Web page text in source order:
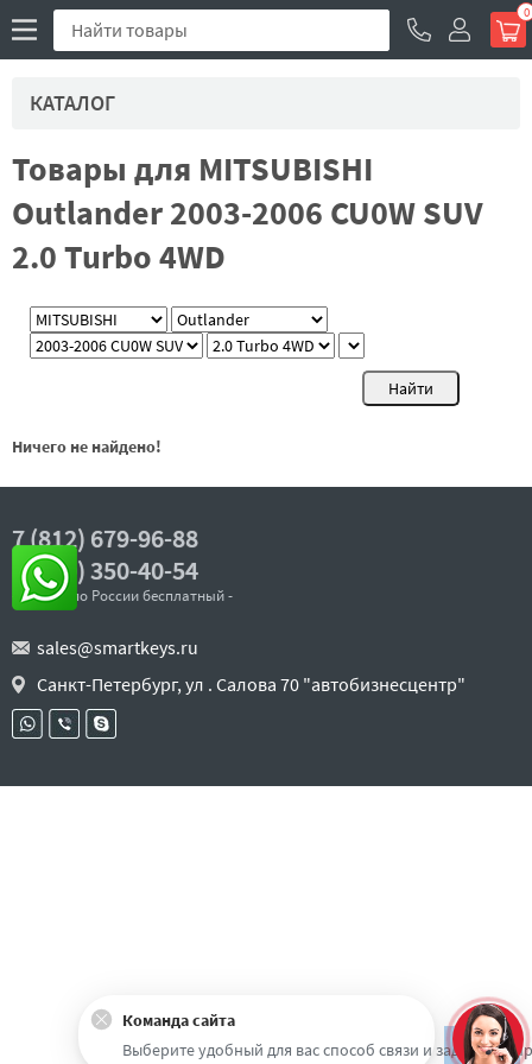
0
КАТАЛОГ
Товары для MITSUBISHI
Outlander 2003-2006 CU0W SUV
2.0 Turbo 4WD
Ничего не найдено!
7 (812) 679-96-88
8 (800) 350-40-54
- звонок по России бесплатный -
sales@smartkeys.ru
Санкт-Петербург, ул . Салова 70 "автобизнесцентр"
Наверх
Команда сайта
Выберите удобный для вас способ связи и задайте